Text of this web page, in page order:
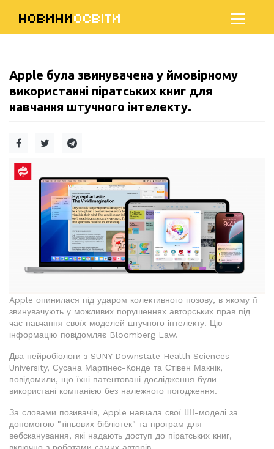
НОВИНИОСВІТИ
Apple була звинувачена у ймовірному
використанні піратських книг для
навчання штучного інтелекту.
Apple опинилася під ударом колективного позову, в якому її
звинувачують у можливих порушеннях авторських прав під
час навчання своїх моделей штучного інтелекту. Цю
інформацію повідомляє Bloomberg Law.
Два нейробіологи з SUNY Downstate Health Sciences
University, Сусана Мартінес-Конде та Стівен Макнік,
повідомили, що їхні патентовані дослідження були
використані компанією без належного погодження.
За словами позивачів, Apple навчала свої ШІ-моделі за
допомогою "тіньових бібліотек" та програм для
вебсканування, які надають доступ до піратських книг,